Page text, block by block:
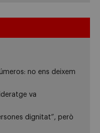
no ens deixem
va
dignitat”, però